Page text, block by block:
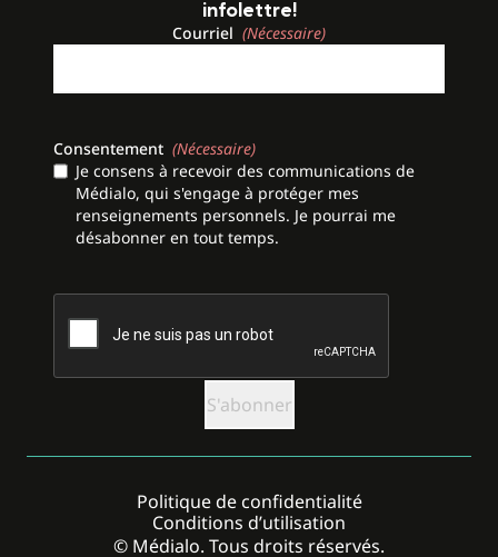
infolettre!
Courriel (Nécessaire)
Consentement (Nécessaire)
Je consens à recevoir des communications de
Médialo, qui s'engage à protéger mes
renseignements personnels. Je pourrai me
désabonner en tout temps.
© Médialo. Tous droits réservés.
Politique de confidentialité
Conditions d’utilisation